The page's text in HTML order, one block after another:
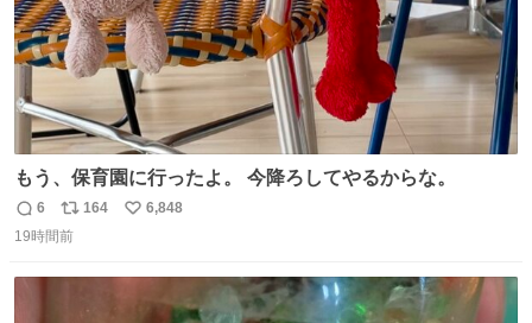
もう、保育園に行ったよ。 今降ろしてやるからな。
返
信
6
リ
ポ
164
い
6,848
19時間前